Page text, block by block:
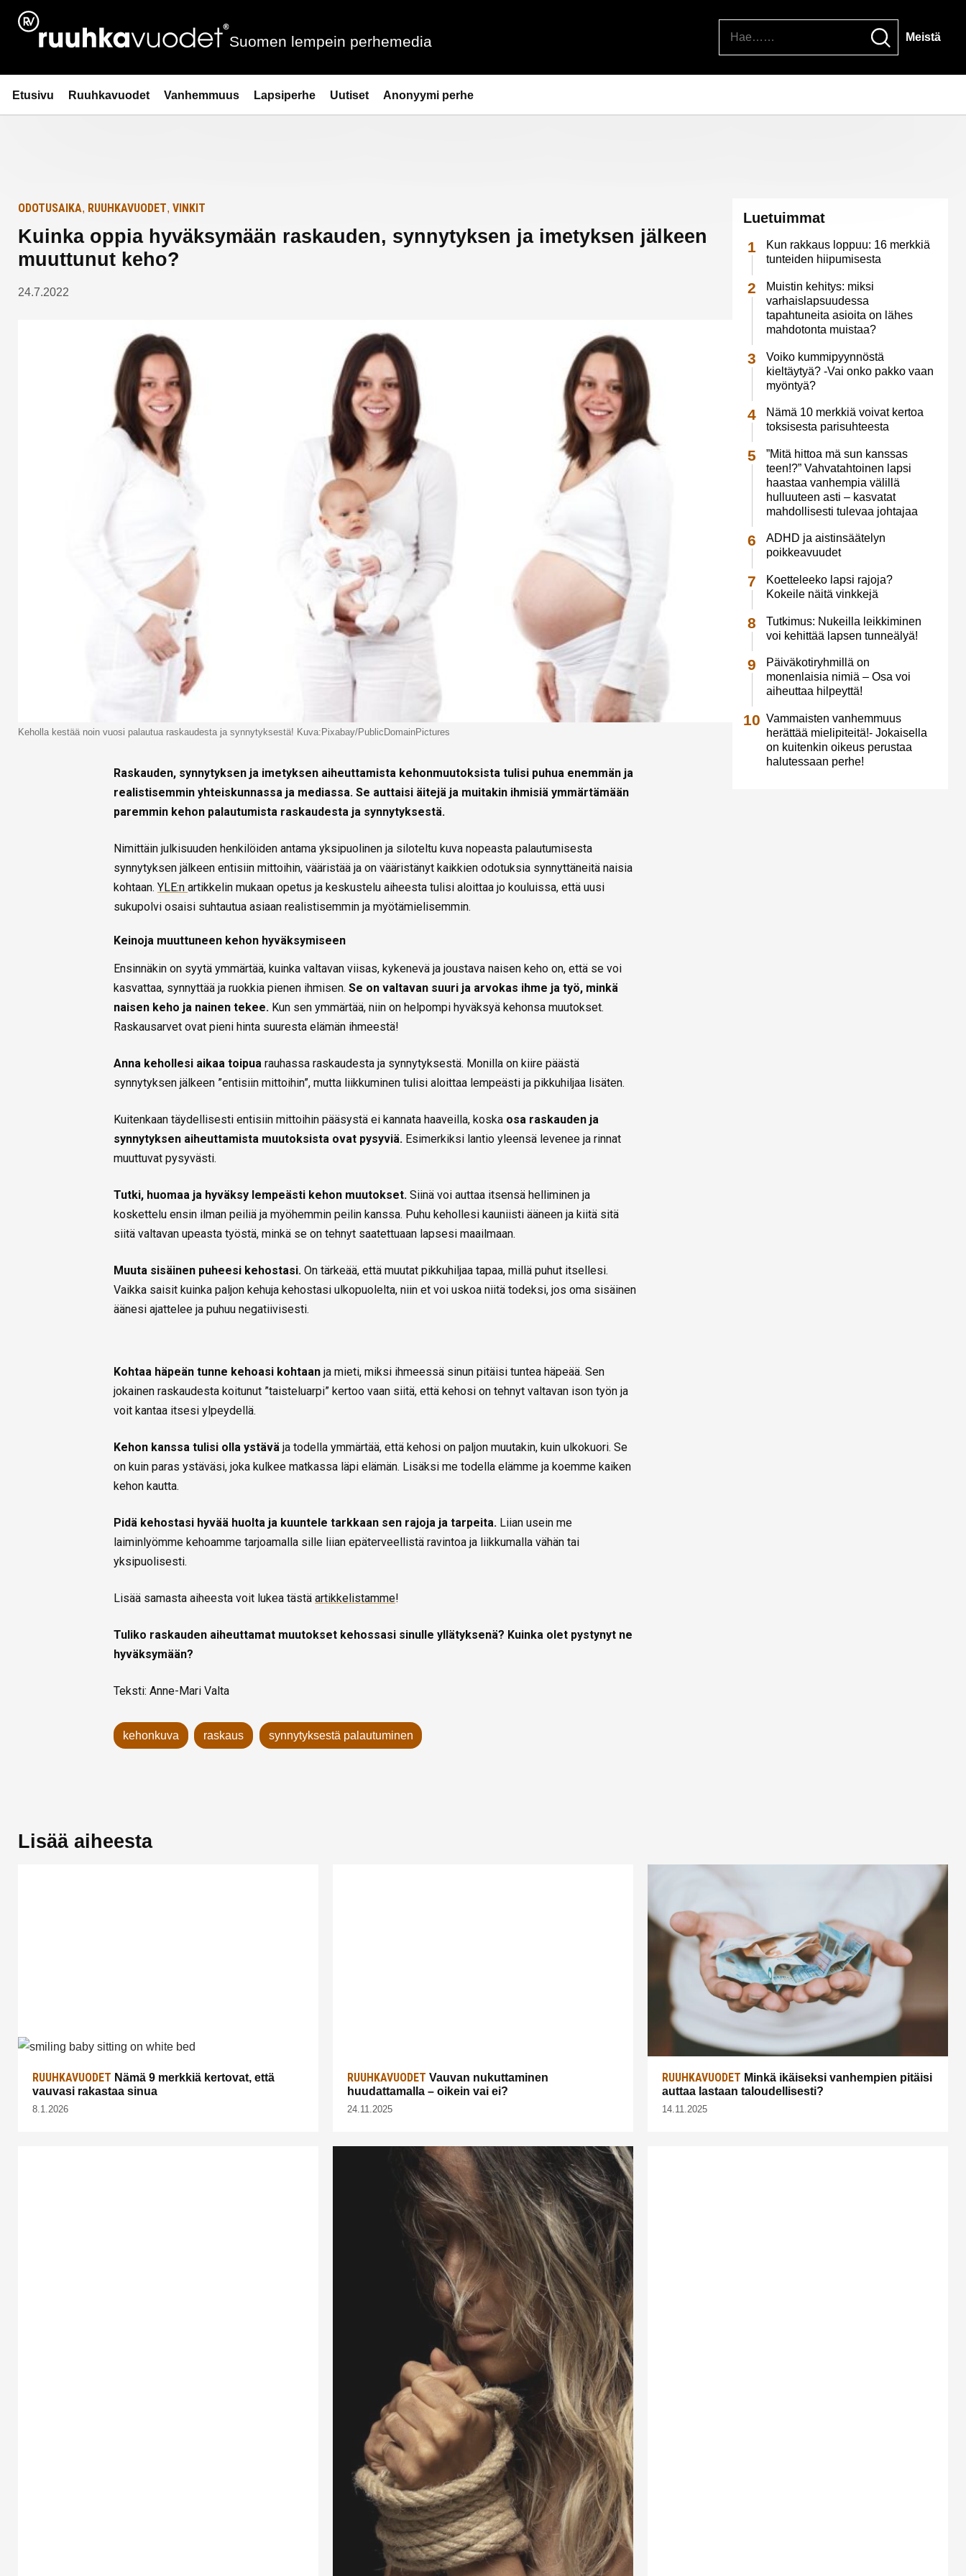
Siirry
sisältöön
Ruuhkavuodet.fi
Suomen lempein perhemedia Meistä
Etusivu Ruuhkavuodet Vanhemmuus Lapsiperhe Uutiset Anonyymi perhe
Etusivulle
ODOTUSAIKA, RUUHKAVUODET, VINKIT
Kuinka oppia hyväksymään raskauden, synnytyksen ja imetyksen jälkeen
muuttunut keho?
24.7.2022
Keholla kestää noin vuosi palautua raskaudesta ja synnytyksestä! Kuva:Pixabay/PublicDomainPictures
Raskauden, synnytyksen ja imetyksen aiheuttamista kehonmuutoksista tulisi puhua enemmän ja
realistisemmin yhteiskunnassa ja mediassa. Se auttaisi äitejä ja muitakin ihmisiä ymmärtämään
paremmin kehon palautumista raskaudesta ja synnytyksestä.
Nimittäin julkisuuden henkilöiden antama yksipuolinen ja siloteltu kuva nopeasta palautumisesta
synnytyksen jälkeen entisiin mittoihin, vääristää ja on vääristänyt kaikkien odotuksia synnyttäneitä naisia
kohtaan. YLE:n artikkelin mukaan opetus ja keskustelu aiheesta tulisi aloittaa jo kouluissa, että uusi
sukupolvi osaisi suhtautua asiaan realistisemmin ja myötämielisemmin.
Keinoja muuttuneen kehon hyväksymiseen
Ensinnäkin on syytä ymmärtää, kuinka valtavan viisas, kykenevä ja joustava naisen keho on, että se voi
kasvattaa, synnyttää ja ruokkia pienen ihmisen. Se on valtavan suuri ja arvokas ihme ja työ, minkä
naisen keho ja nainen tekee. Kun sen ymmärtää, niin on helpompi hyväksyä kehonsa muutokset.
Raskausarvet ovat pieni hinta suuresta elämän ihmeestä!
Anna kehollesi aikaa toipua rauhassa raskaudesta ja synnytyksestä. Monilla on kiire päästä
synnytyksen jälkeen ”entisiin mittoihin”, mutta liikkuminen tulisi aloittaa lempeästi ja pikkuhiljaa lisäten.
Kuitenkaan täydellisesti entisiin mittoihin pääsystä ei kannata haaveilla, koska osa raskauden ja
synnytyksen aiheuttamista muutoksista ovat pysyviä. Esimerkiksi lantio yleensä levenee ja rinnat
muuttuvat pysyvästi.
Tutki, huomaa ja hyväksy lempeästi kehon muutokset. Siinä voi auttaa itsensä helliminen ja
koskettelu ensin ilman peiliä ja myöhemmin peilin kanssa. Puhu kehollesi kauniisti ääneen ja kiitä sitä
siitä valtavan upeasta työstä, minkä se on tehnyt saatettuaan lapsesi maailmaan.
Muuta sisäinen puheesi kehostasi. On tärkeää, että muutat pikkuhiljaa tapaa, millä puhut itsellesi.
Vaikka saisit kuinka paljon kehuja kehostasi ulkopuolelta, niin et voi uskoa niitä todeksi, jos oma sisäinen
äänesi ajattelee ja puhuu negatiivisesti.
Kohtaa häpeän tunne kehoasi kohtaan ja mieti, miksi ihmeessä sinun pitäisi tuntea häpeää. Sen
jokainen raskaudesta koitunut ”taisteluarpi” kertoo vaan siitä, että kehosi on tehnyt valtavan ison työn ja
voit kantaa itsesi ylpeydellä.
Kehon kanssa tulisi olla ystävä ja todella ymmärtää, että kehosi on paljon muutakin, kuin ulkokuori. Se
on kuin paras ystäväsi, joka kulkee matkassa läpi elämän. Lisäksi me todella elämme ja koemme kaiken
kehon kautta.
Pidä kehostasi hyvää huolta ja kuuntele tarkkaan sen rajoja ja tarpeita. Liian usein me
laiminlyömme kehoamme tarjoamalla sille liian epäterveellistä ravintoa ja liikkumalla vähän tai
yksipuolisesti.
Lisää samasta aiheesta voit lukea tästä artikkelistamme!
Tuliko raskauden aiheuttamat muutokset kehossasi sinulle yllätyksenä? Kuinka olet pystynyt ne
hyväksymään?
Teksti: Anne-Mari Valta
kehonkuva raskaus synnytyksestä palautuminen
Luetuimmat
Kun rakkaus loppuu: 16 merkkiä
tunteiden hiipumisesta
Muistin kehitys: miksi
varhaislapsuudessa
tapahtuneita asioita on lähes
mahdotonta muistaa?
Voiko kummipyynnöstä
kieltäytyä? -Vai onko pakko vaan
myöntyä?
Nämä 10 merkkiä voivat kertoa
toksisesta parisuhteesta
”Mitä hittoa mä sun kanssas
teen!?” Vahvatahtoinen lapsi
haastaa vanhempia välillä
hulluuteen asti – kasvatat
mahdollisesti tulevaa johtajaa
ADHD ja aistinsäätelyn
poikkeavuudet
Koetteleeko lapsi rajoja?
Kokeile näitä vinkkejä
Tutkimus: Nukeilla leikkiminen
voi kehittää lapsen tunneälyä!
Päiväkotiryhmillä on
monenlaisia nimiä – Osa voi
aiheuttaa hilpeyttä!
Vammaisten vanhemmuus
herättää mielipiteitä!- Jokaisella
on kuitenkin oikeus perustaa
halutessaan perhe!
Lisää aiheesta
RUUHKAVUODET Nämä 9 merkkiä kertovat, että
vauvasi rakastaa sinua
8.1.2026
RUUHKAVUODET Vauvan nukuttaminen
huudattamalla – oikein vai ei?
24.11.2025
RUUHKAVUODET Minkä ikäiseksi vanhempien pitäisi
auttaa lastaan taloudellisesti?
14.11.2025